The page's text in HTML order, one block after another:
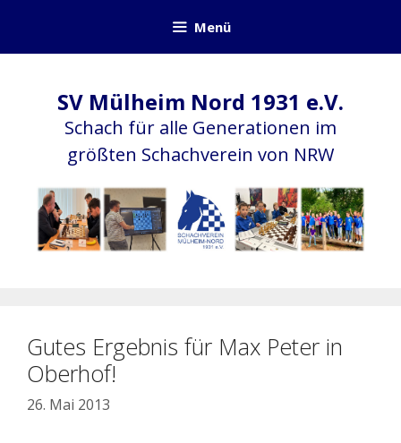
springen
Menü
SV Mülheim Nord 1931 e.V.
Schach für alle Generationen im
größten Schachverein von NRW
Gutes Ergebnis für Max Peter in
Oberhof!
26. Mai 2013